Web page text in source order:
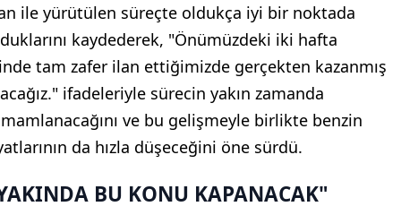
ile yürütülen süreçte oldukça iyi bir noktada
kaydederek, "Önümüzdeki iki hafta
tam zafer ilan ettiğimizde gerçekten kazanmış
ifadeleriyle sürecin yakın zamanda
ve bu gelişmeyle birlikte benzin
da hızla düşeceğini öne sürdü.
BU KONU KAPANACAK"